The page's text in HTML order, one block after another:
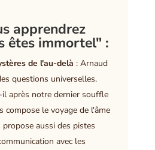
apprendrez
êtes immortel" :
de l'au-delà : Arnaud
questions universelles.
après notre dernier souffle
compose le voyage de l'âme
propose aussi des pistes
avec les